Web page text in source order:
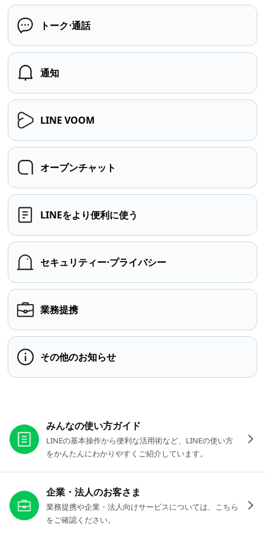
トーク⋅通話
通知
LINE VOOM
オープンチャット
LINEをより便利に使う
セキュリティー⋅プライバシー
業務提携
その他のお知らせ
みんなの使い方ガイド
LINEの基本操作から便利な活用術など、LINEの使い方
をかんたんにわかりやすくご紹介しています。
企業・法人のお客さま
業務提携や企業・法人向けサービスについては、こちら
をご確認ください。